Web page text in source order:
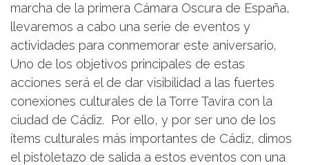
marcha de la primera Cámara Oscura de España,
llevaremos a cabo una serie de eventos y
actividades para conmemorar este aniversario.
Uno de los objetivos principales de estas
acciones será el de dar visibilidad a las fuertes
conexiones culturales de la Torre Tavira con la
ciudad de Cádiz. Por ello, y por ser uno de los
ítems culturales más importantes de Cádiz, dimos
el pistoletazo de salida a estos eventos con una